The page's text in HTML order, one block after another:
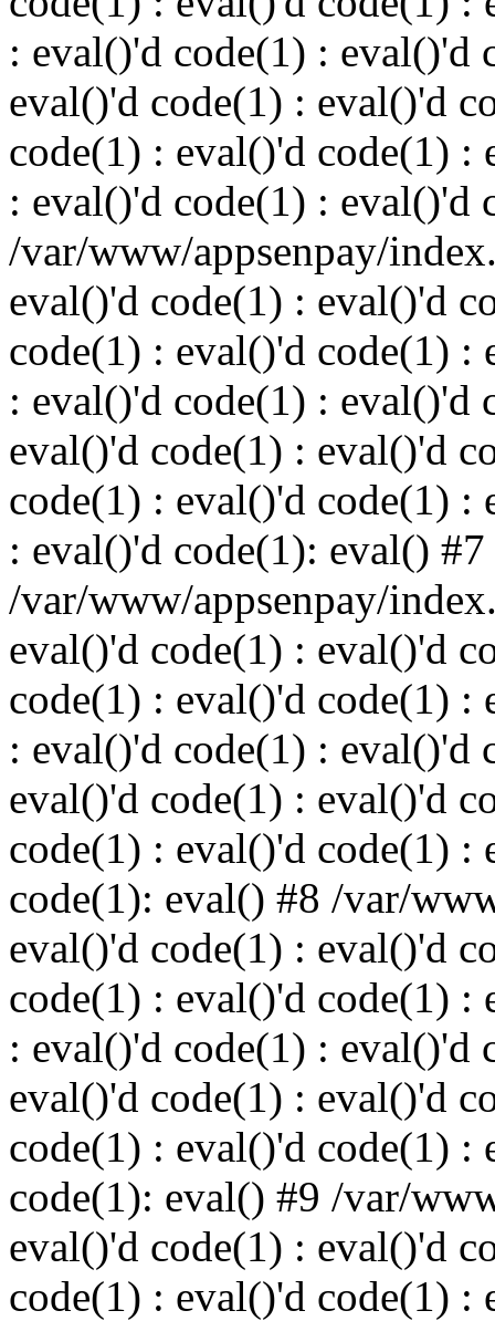
: eval()'d code(1) : eval()'d
eval()'d code(1) : eval()'d
code(1) : eval()'d code(1) :
: eval()'d code(1) : eval()'d
/var/www/appsenpay/
eval()'d code(1) : eval()'d
code(1) : eval()'d code(1) :
: eval()'d code(1) : eval()'d
eval()'d code(1) : eval()'d
code(1) : eval()'d code(1) :
: eval()'d code(1): eval() #7
/var/www/appsenpay/
eval()'d code(1) : eval()'d
code(1) : eval()'d code(1) :
: eval()'d code(1) : eval()'d
eval()'d code(1) : eval()'d
code(1) : eval()'d code(1) :
code(1): eval() #8 /var/
eval()'d code(1) : eval()'d
code(1) : eval()'d code(1) :
: eval()'d code(1) : eval()'d
eval()'d code(1) : eval()'d
code(1) : eval()'d code(1) :
code(1): eval() #9 /var/
eval()'d code(1) : eval()'d
code(1) : eval()'d code(1) :